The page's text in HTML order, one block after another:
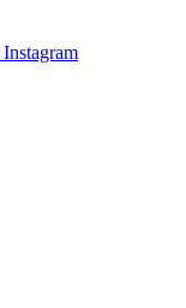
Instagram